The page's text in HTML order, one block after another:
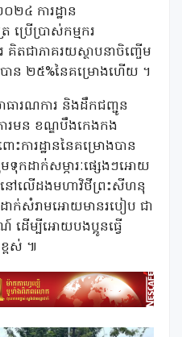
២៤ ការដ្ឋាន
រើប្រាស់កម្មករ
គិតជាភាគរយស្ថាបនាចិញ្ចើម
ាន ២៥%នៃគម្រោងហើយ ។
ាធារណការ និងដឹកជញ្ជូន
ារមន ខណ្ឌបឹងកេងកង
ារដ្ឋាននៃគម្រោងបាន
កដាក់សម្ភារៈផ្សេងៗអោយ
រនៅលើដងមហាវិថីព្រះសីហនុ
ដាក់សំរាមអោយមានរបៀប ជា
ដើម្បីអោយបងប្អូនធ្វើ
ពស់ ៕